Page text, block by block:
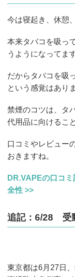
今は寝起き、休憩
本来タバコを吸っ
うようになってます
だからタバコを吸
という感覚はあり
禁煙のコツは、タ
代用品に向けるこ
口コミやレビュー
おきますね。
DR.VAPEの口コ
全性 >>
追記：6/28 受
東京都は6月27日